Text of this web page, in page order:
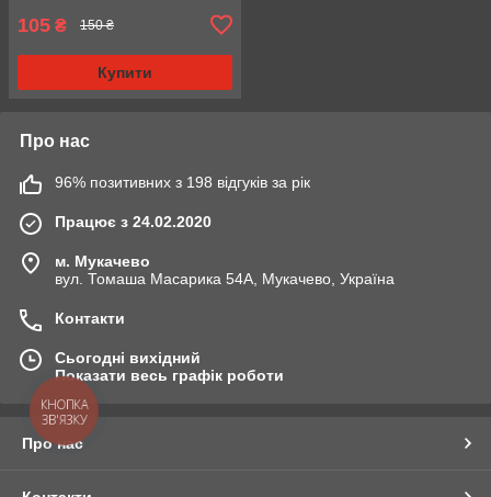
105 ₴ 150 ₴
Купити
Про нас
96% позитивних з 198 відгуків за рік
Працює з 24.02.2020
м. Мукачево
вул. Томаша Масарика 54А, Мукачево, Україна
Контакти
Сьогодні вихідний
Показати весь графік роботи
Про нас
КНОПКА
ЗВ'ЯЗКУ